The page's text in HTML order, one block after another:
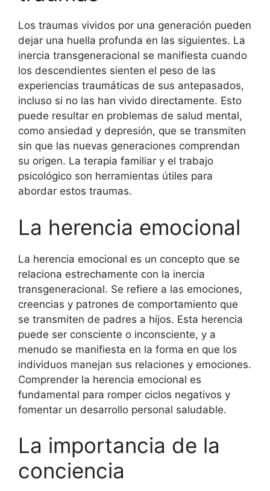
Los traumas vividos por una generación pueden
dejar una huella profunda en las siguientes. La
inercia transgeneracional se manifiesta cuando
los descendientes sienten el peso de las
experiencias traumáticas de sus antepasados,
incluso si no las han vivido directamente. Esto
puede resultar en problemas de salud mental,
como ansiedad y depresión, que se transmiten
sin que las nuevas generaciones comprendan
su origen. La terapia familiar y el trabajo
psicológico son herramientas útiles para
abordar estos traumas.
La herencia emocional
La herencia emocional es un concepto que se
relaciona estrechamente con la inercia
transgeneracional. Se refiere a las emociones,
creencias y patrones de comportamiento que
se transmiten de padres a hijos. Esta herencia
puede ser consciente o inconsciente, y a
menudo se manifiesta en la forma en que los
individuos manejan sus relaciones y emociones.
Comprender la herencia emocional es
fundamental para romper ciclos negativos y
fomentar un desarrollo personal saludable.
La importancia de la
conciencia